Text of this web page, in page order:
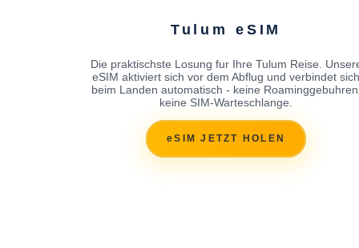
Tulum eSIM
Die praktischste Losung fur Ihre Tulum Reise.
eSIM aktiviert sich vor dem Abflug und verbindet sich
beim Landen automatisch - keine
keine SIM-Warteschlange.
eSIM JETZT HOLEN